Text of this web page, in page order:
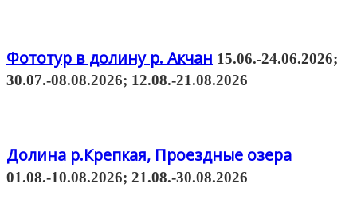
Фототур в долину р. Акчан 15.06.-24.06.2026;
30.07.-08.08.2026; 12.08.-21.08.2026
Долина р.Крепкая, Проездные озера
01.08.-10.08.2026; 21.08.-30.08.2026